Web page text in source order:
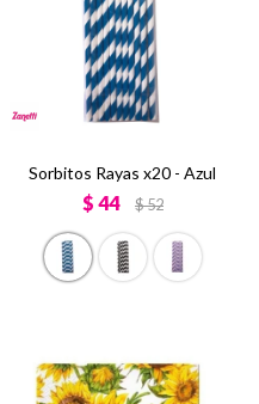
Sorbitos Rayas x20 - Azul
$ 44 $52